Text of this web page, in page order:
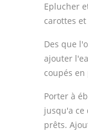
Eplucher
carottes
Des que
ajouter
coupés
Porter à
jusqu'a ce
prêts.